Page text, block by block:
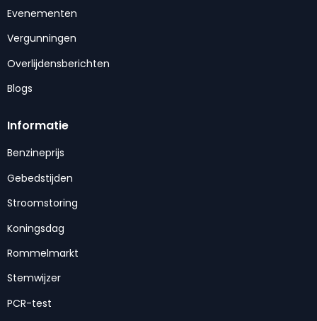
Evenementen
Vergunningen
Overlijdensberichten
Blogs
Informatie
Benzineprijs
Gebedstijden
Stroomstoring
Koningsdag
Rommelmarkt
Stemwijzer
PCR-test